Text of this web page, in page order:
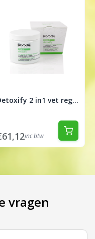
Detoxify 2 in1 vet regulerende treatment 200ml
inc btw
vragen